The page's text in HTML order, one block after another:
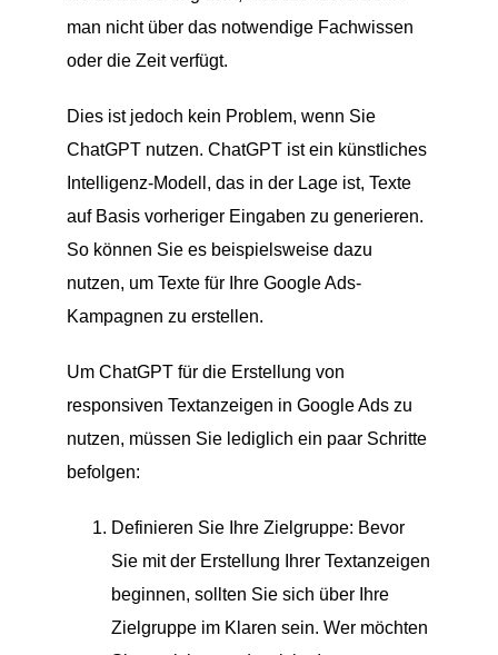
man nicht über das notwendige Fachwissen
oder die Zeit verfügt.
Dies ist jedoch kein Problem, wenn Sie
ChatGPT nutzen. ChatGPT ist ein künstliches
Intelligenz-Modell, das in der Lage ist, Texte
auf Basis vorheriger Eingaben zu generieren.
So können Sie es beispielsweise dazu
nutzen, um Texte für Ihre Google Ads-
Kampagnen zu erstellen.
Um ChatGPT für die Erstellung von
responsiven Textanzeigen in Google Ads zu
nutzen, müssen Sie lediglich ein paar Schritte
befolgen:
Definieren Sie Ihre Zielgruppe: Bevor
Sie mit der Erstellung Ihrer Textanzeigen
beginnen, sollten Sie sich über Ihre
Zielgruppe im Klaren sein. Wer möchten